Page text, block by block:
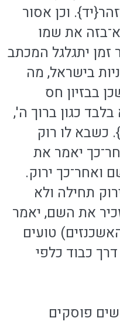
וכן אסור
את שמו
זמן יתגלגל המכתב
בישראל, מה
בבזיון חס
כגון ברוך ה',
כשבא לו רוק
יאמר את
ירוק.
תחילה ולא
את השם, יאמר
טועים
כבוד כלפי
פוסקים